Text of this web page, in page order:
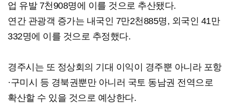
업 유발 7천908명에 이를 것으로 추산됐다.
연간 관광객 증가는 내국인 7만2천885명, 외국인 41만
332명에 이를 것으로 추정했다.
경주시는 또 정상회의 기대 이익이 경주뿐 아니라 포항
·구미시 등 경북권뿐만 아니러 국토 동남권 전역으로
확산할 수 있을 것으로 예상한다.